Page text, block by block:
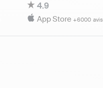
4.9
App Store+6000 avis